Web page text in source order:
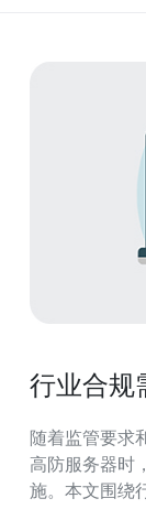
行业合规
随着监管要求
高防服务器时
施。本文围绕